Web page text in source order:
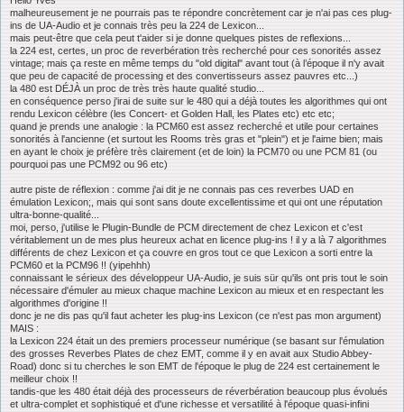
s
g
e
malheureusement je ne pourrais pas te répondre concrètement car je n'ai pas ces plug-
ins de UA-Audio et je connais très peu la 224 de Lexicon...
mais peut-être que cela peut t'aider si je donne quelques pistes de reflexions...
la 224 est, certes, un proc de reverbération très recherché pour ces sonorités assez
vintage; mais ça reste en même temps du "old digital" avant tout (à l’époque il n'y avait
que peu de capacité de processing et des convertisseurs assez pauvres etc...)
la 480 est DÉJÀ un proc de très très haute qualité studio...
en conséquence perso j'irai de suite sur le 480 qui a déjà toutes les algorithmes qui ont
rendu Lexicon célèbre (les Concert- et Golden Hall, les Plates etc) etc etc;
quand je prends une analogie : la PCM60 est assez recherché et utile pour certaines
sonorités à l'ancienne (et surtout les Rooms très gras et "plein") et je l'aime bien; mais
en ayant le choix je préfère très clairement (et de loin) la PCM70 ou une PCM 81 (ou
pourquoi pas une PCM92 ou 96 etc)
autre piste de réflexion : comme j'ai dit je ne connais pas ces reverbes UAD en
émulation Lexicon;, mais qui sont sans doute excellentissime et qui ont une réputation
ultra-bonne-qualité...
moi, perso, j'utilise le Plugin-Bundle de PCM directement de chez Lexicon et c'est
véritablement un de mes plus heureux achat en licence plug-ins ! il y a là 7 algorithmes
différents de chez Lexicon et ça couvre en gros tout ce que Lexicon a sorti entre la
PCM60 et la PCM96 !! (yipehhh)
connaissant le sérieux des développeur UA-Audio, je suis sür qu'ils ont pris tout le soin
nécessaire d'émuler au mieux chaque machine Lexicon au mieux et en respectant les
algorithmes d'origine !!
donc je ne dis pas qu'il faut acheter les plug-ins Lexicon (ce n'est pas mon argument)
MAIS :
la Lexicon 224 était un des premiers processeur numérique (se basant sur l'émulation
des grosses Reverbes Plates de chez EMT, comme il y en avait aux Studio Abbey-
Road) donc si tu cherches le son EMT de l'époque le plug de 224 est certainement le
meilleur choix !!
tandis-que les 480 était déjà des processeurs de réverbération beaucoup plus évolués
et ultra-complet et sophistiqué et d'une richesse et versatilité à l'époque quasi-infini